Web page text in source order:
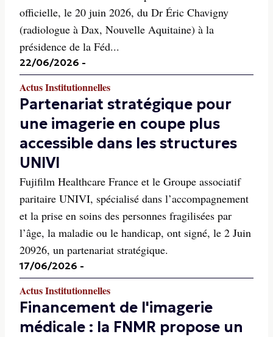
officielle, le 20 juin 2026, du Dr Éric Chavigny
(radiologue à Dax, Nouvelle Aquitaine) à la
présidence de la Féd...
22/06/2026 -
Actus Institutionnelles
Partenariat stratégique pour
une imagerie en coupe plus
accessible dans les structures
UNIVI
Fujifilm Healthcare France et le Groupe associatif
paritaire UNIVI, spécialisé dans l’accompagnement
et la prise en soins des personnes fragilisées par
l’âge, la maladie ou le handicap, ont signé, le 2 Juin
20926, un partenariat stratégique.
17/06/2026 -
Actus Institutionnelles
Financement de l'imagerie
médicale : la FNMR propose un